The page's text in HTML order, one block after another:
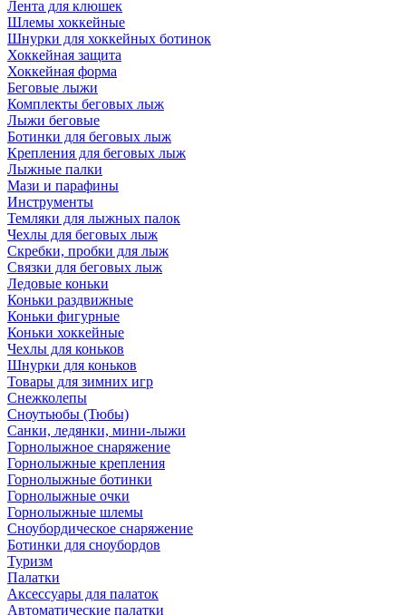
Лента для клюшек
Шлемы хоккейные
Шнурки для хоккейных ботинок
Хоккейная защита
Хоккейная форма
Беговые лыжи
Комплекты беговых лыж
Лыжи беговые
Ботинки для беговых лыж
Крепления для беговых лыж
Лыжные палки
Мази и парафины
Инструменты
Темляки для лыжных палок
Чехлы для беговых лыж
Скребки, пробки для лыж
Связки для беговых лыж
Ледовые коньки
Коньки раздвижные
Коньки фигурные
Коньки хоккейные
Чехлы для коньков
Шнурки для коньков
Товары для зимних игр
Снежколепы
Сноутьюбы (Тюбы)
Санки, ледянки, мини-лыжи
Горнолыжное снаряжение
Горнолыжные крепления
Горнолыжные ботинки
Горнолыжные очки
Горнолыжные шлемы
Сноубордическое снаряжение
Ботинки для сноубордов
Туризм
Палатки
Аксессуары для палаток
Автоматические палатки